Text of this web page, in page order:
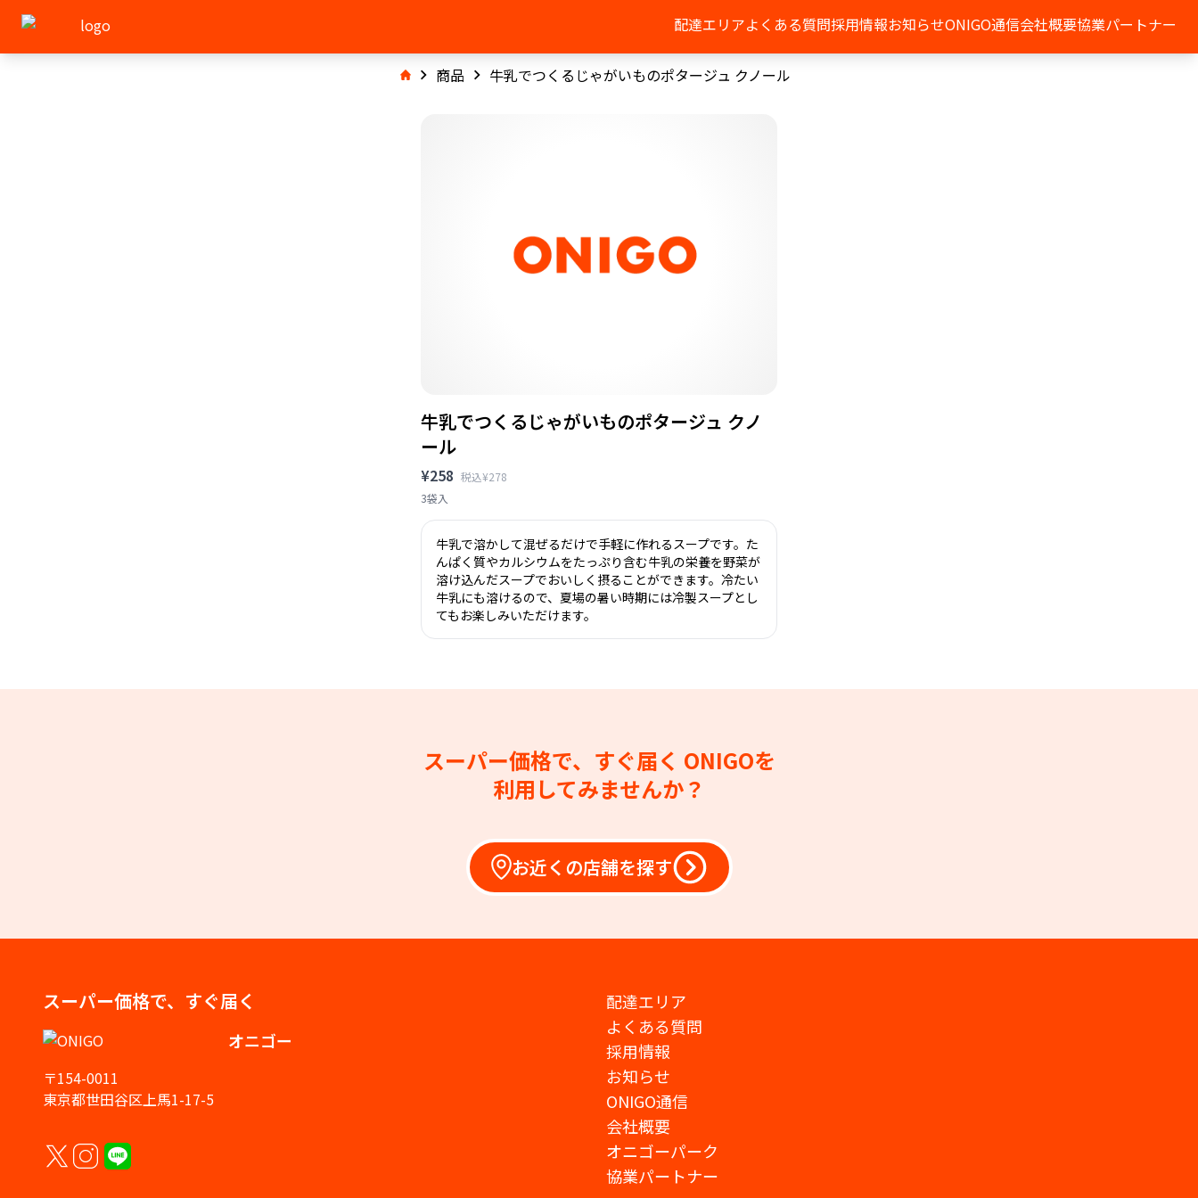
配達エリアよくある質問採用情報お知らせONIGO通信会社概要協業パートナー
商品 牛乳でつくるじゃがいものポタージュ クノール
牛乳でつくるじゃがいものポタージュ クノ
ール
¥258 税込¥278
3袋入
牛乳で溶かして混ぜるだけで手軽に作れるスープです。た
んぱく質やカルシウムをたっぷり含む牛乳の栄養を野菜が
溶け込んだスープでおいしく摂ることができます。冷たい
牛乳にも溶けるので、夏場の暑い時期には冷製スープとし
てもお楽しみいただけます。
スーパー価格で、すぐ届く ONIGOを
利用してみませんか？
お近くの店舗を探す
スーパー価格で、すぐ届く
オニゴー
〒154-0011
東京都世田谷区上馬1-17-5
配達エリア
よくある質問
採用情報
お知らせ
ONIGO通信
会社概要
オニゴーパーク
協業パートナー